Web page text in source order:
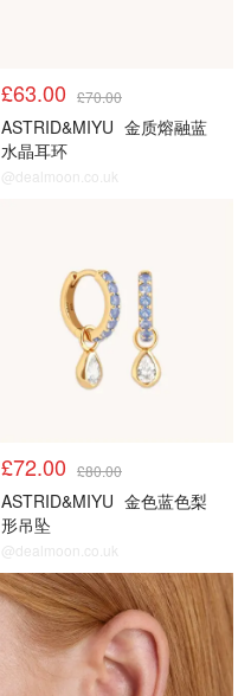
£63.00 £70.00
ASTRID&MIYU 金质熔融蓝
水晶耳环
@dealmoon.co.uk
£72.00 £80.00
ASTRID&MIYU 金色蓝色梨
形吊坠
@dealmoon.co.uk